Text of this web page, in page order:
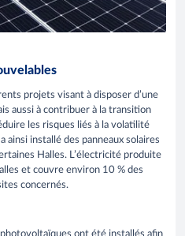
projets visant à disposer d’une
aussi à contribuer à la transition
les risques liés à la volatilité
ainsi installé des panneaux solaires
Halles. L’électricité produite
et couvre environ 10 % des
concernés.